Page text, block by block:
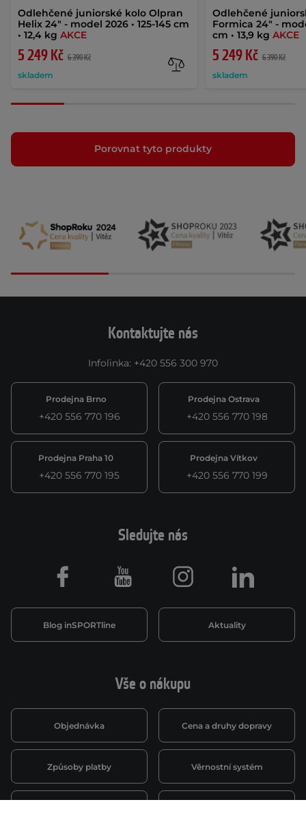
Odlehčené juniorské kolo Olpran
Helix 24" - model 2026 • 125-145 cm
• 12,4 kg AKCE
5 249 Kč 6 390 Kč
skladem
Odlehčené
Formica 24" -
cm • 13,9 kgAKCE
5 249 Kč 6 390 Kč
skladem
Porovnat tyto produkty
Kontaktujte nás
Infolinka: +420 556 300 970
Prodejna Brno
+420 556 770 196
Prodejna Ostrava
+420 556 770 198
Prodejna Praha 10
+420 556 770 195
Prodejna Vítkov
+420 556 770 199
Vše o nákupu
Objednávka Cena a druhy dopravy
Způsoby platby Věrnostní systém
Sledujte nás
Blog inSPORTline Aktuality
Facebook Youtube Instagram LinkedIn